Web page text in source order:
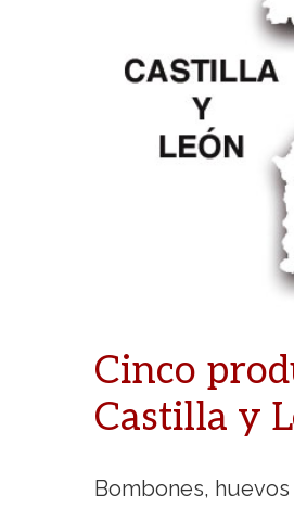
Cinco
Castilla y
Bombones,